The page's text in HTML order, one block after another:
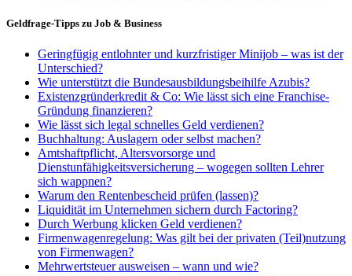
Geldfrage-Tipps zu Job & Business
Geringfügig entlohnter und kurzfristiger Minijob – was ist der
Unterschied?
Wie unterstützt die Bundesausbildungsbeihilfe Azubis?
Existenzgründerkredit & Co: Wie lässt sich eine Franchise-
Gründung finanzieren?
Wie lässt sich legal schnelles Geld verdienen?
Buchhaltung: Auslagern oder selbst machen?
Amtshaftpflicht, Altersvorsorge und
Dienstunfähigkeitsversicherung – wogegen sollten Lehrer
sich wappnen?
Warum den Rentenbescheid prüfen (lassen)?
Liquidität im Unternehmen sichern durch Factoring?
Durch Werbung klicken Geld verdienen?
Firmenwagenregelung: Was gilt bei der privaten (Teil)nutzung
von Firmenwagen?
Mehrwertsteuer ausweisen – wann und wie?